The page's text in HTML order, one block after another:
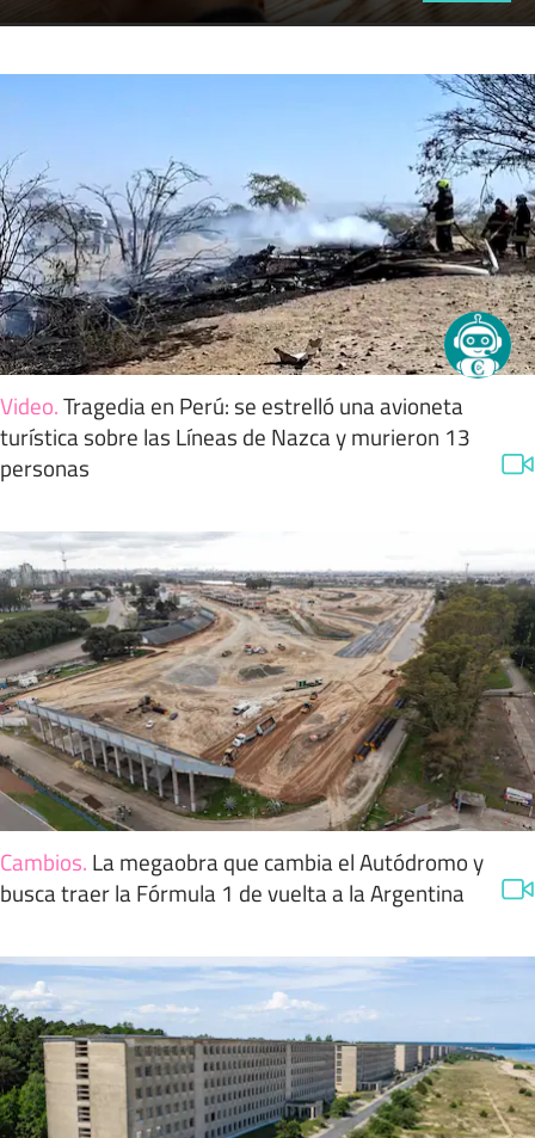
Video.Tragedia en Perú: se estrelló una avioneta
turística sobre las Líneas de Nazca y murieron 13
personas
Cambios. La megaobra que cambia el Autódromo y
busca traer la Fórmula 1 de vuelta a la Argentina